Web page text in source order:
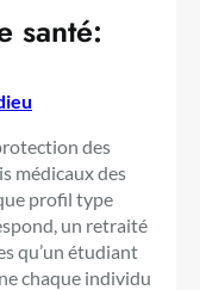
santé:
des
médicaux des
profil type
un retraité
qu’un étudiant
chaque individu